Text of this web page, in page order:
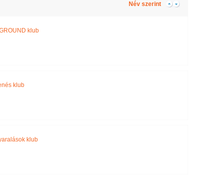
Név szerint
klub
klub
klub